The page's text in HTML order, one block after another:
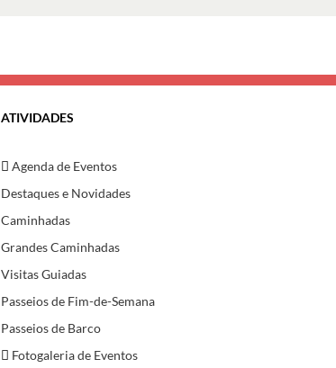
ATIVIDADES
Agenda de Eventos
Destaques e Novidades
Caminhadas
Grandes Caminhadas
Visitas Guiadas
Passeios de Fim-de-Semana
Passeios de Barco
Fotogaleria de Eventos